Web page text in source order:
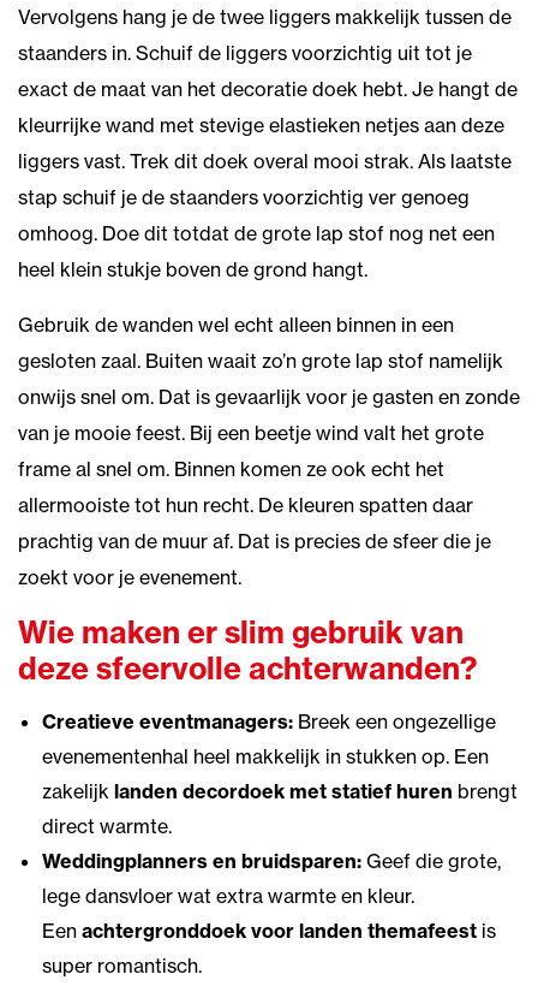
Vervolgens hang je de twee liggers makkelijk tussen de
staanders in. Schuif de liggers voorzichtig uit tot je
exact de maat van het decoratie doek hebt. Je hangt de
kleurrijke wand met stevige elastieken netjes aan deze
liggers vast. Trek dit doek overal mooi strak. Als laatste
stap schuif je de staanders voorzichtig ver genoeg
omhoog. Doe dit totdat de grote lap stof nog net een
heel klein stukje boven de grond hangt.
Gebruik de wanden wel echt alleen binnen in een
gesloten zaal. Buiten waait zo’n grote lap stof namelijk
onwijs snel om. Dat is gevaarlijk voor je gasten en zonde
van je mooie feest. Bij een beetje wind valt het grote
frame al snel om. Binnen komen ze ook echt het
allermooiste tot hun recht. De kleuren spatten daar
prachtig van de muur af. Dat is precies de sfeer die je
zoekt voor je evenement.
Wie maken er slim gebruik van
deze sfeervolle achterwanden?
Creatieve eventmanagers: Breek een ongezellige
evenementenhal heel makkelijk in stukken op. Een
zakelijk landen decordoek met statief huren brengt
direct warmte.
Weddingplanners en bruidsparen: Geef die grote,
lege dansvloer wat extra warmte en kleur.
Een achtergronddoek voor landen themafeest is
super romantisch.